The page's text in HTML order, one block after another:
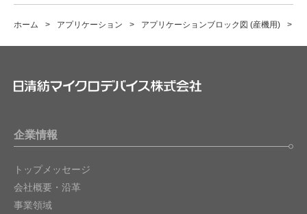
ホーム アプリケーション アプリケーションブロック図 (産機用)
企業情報
トップメッセージ
会社概要・沿革
事業領域